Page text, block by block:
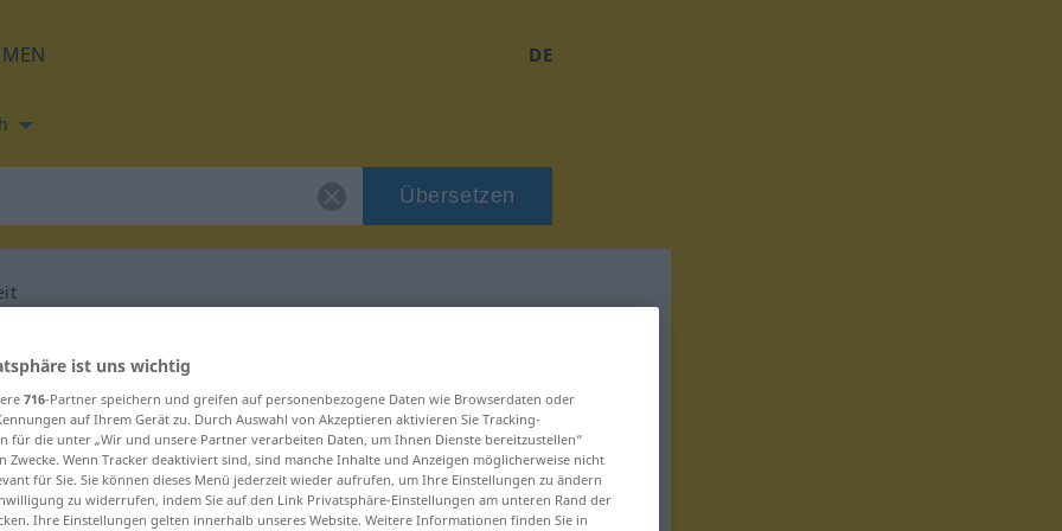
DE
Übersetzen
für "Flüssigkeit"
ist uns wichtig
716-Partner speichern und greifen auf personenbezogene Daten wie Browserdaten oder
auf Ihrem Gerät zu. Durch Auswahl von Akzeptieren aktivieren Sie Tracking-
für die unter „Wir und unsere Partner verarbeiten Daten, um Ihnen Dienste bereitzustellen“
Zwecke. Wenn Tracker deaktiviert sind, sind manche Inhalte und Anzeigen möglicherweise nicht
für Sie. Sie können dieses Menü jederzeit wieder aufrufen, um Ihre Einstellungen zu ändern
zu widerrufen, indem Sie auf den Link Privatsphäre-Einstellungen am unteren Rand der
Ihre Einstellungen gelten innerhalb unseres Website. Weitere Informationen finden Sie in